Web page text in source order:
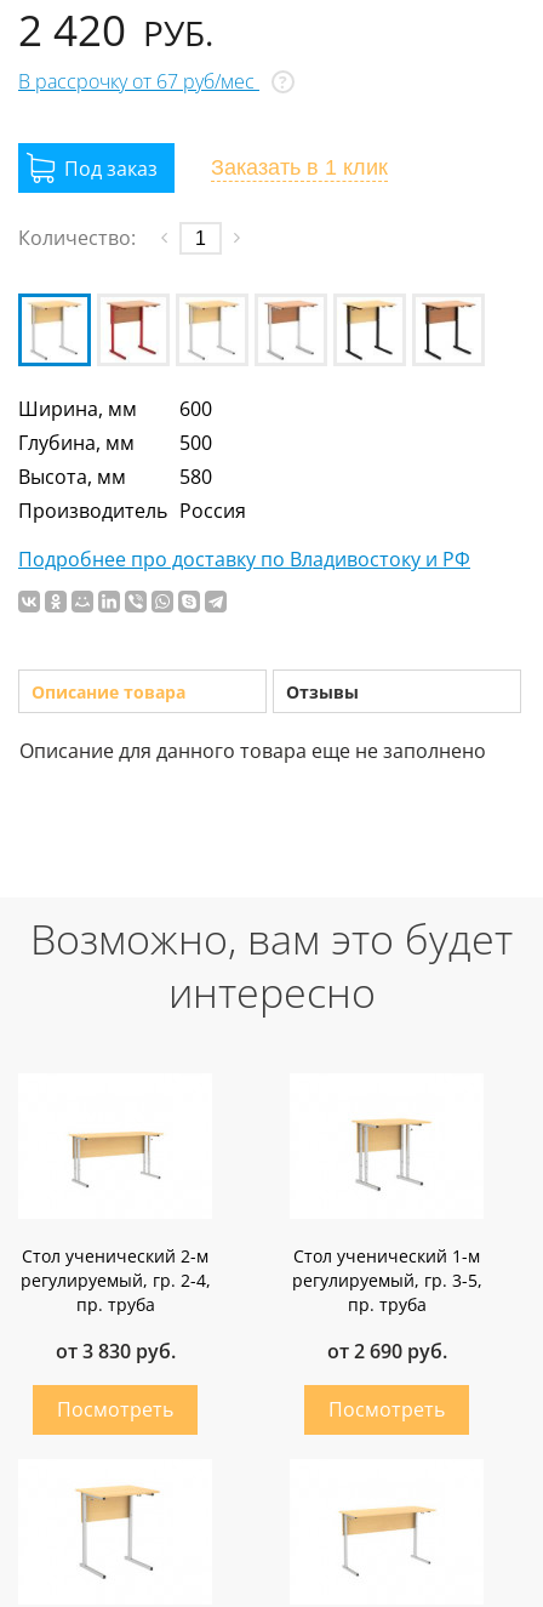
2 420 РУБ.
В рассрочку от 67 руб/мес ?
Заказать в 1 клик
Количество:
Ширина, мм
600
Глубина, мм
500
Высота, мм
580
Производитель Россия
Подробнее про доставку по Владивостоку и РФ
Описание товара Отзывы
Описание для данного товара еще не заполнено
Возможно, вам это будет
интересно
Стол ученический 2-м
регулируемый, гр. 2-4,
пр. труба
от 3 830 руб.
Стол ученический 1-м
регулируемый, гр. 3-5,
пр. труба
от 2 690 руб.